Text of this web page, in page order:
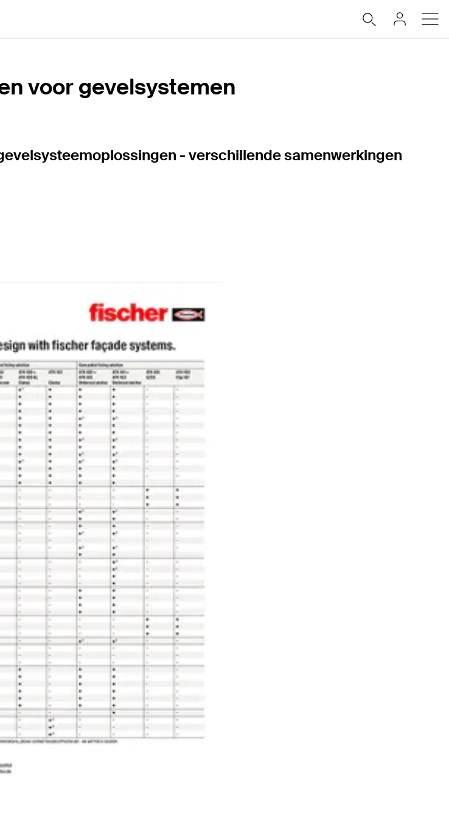
voor gevelsystemen
- verschillende samenwerkingen